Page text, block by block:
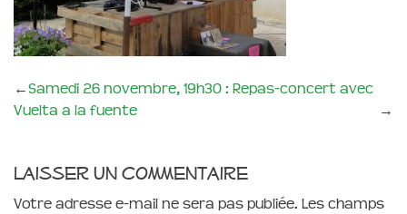
←Samedi 26 novembre, 19h30 : Repas-concert avec
Vuelta a la fuente
→
Laisser un commentaire
Votre adresse e-mail ne sera pas publiée. Les champs